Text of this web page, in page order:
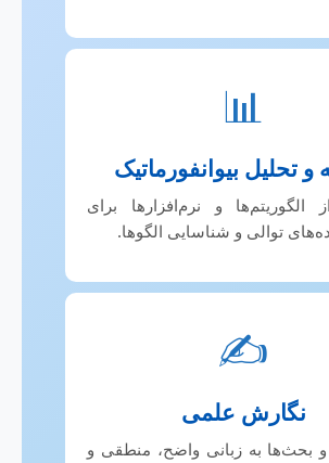
📊
و تحلیل بیوانفورماتیک
الگوریتم‌ها و نرم‌افزارها برای
توالی و شناسایی الگوها.
✍️
نگارش علمی
و بحث‌ها به زبانی واضح، منطقی و